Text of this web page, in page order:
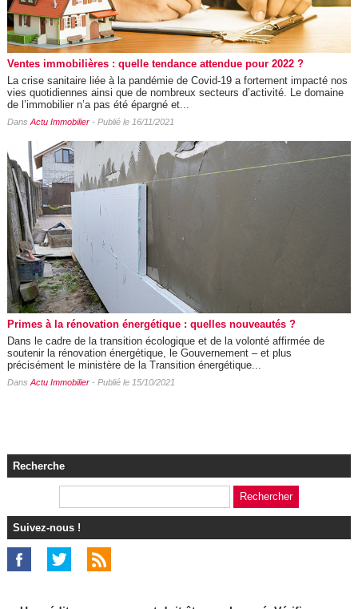
Ventes immobilières : quelle tendance attendue pour 2022 ?
La crise sanitaire liée à la pandémie de Covid-19 a fortement impacté nos
vies quotidiennes ainsi que de nombreux secteurs d’activité. Le domaine
de l’immobilier n’a pas été épargné et...
Dans Actu Immobilier- Publié le 16/11/2021
Primes à la rénovation énergétique : quelles nouveautés ?
Dans le cadre de la transition écologique et de la volonté affirmée de
soutenir la rénovation énergétique, le Gouvernement – et plus
précisément le ministère de la Transition énergétique...
Dans Actu Immobilier- Publié le 15/10/2021
Recherche
Suivez-nous !